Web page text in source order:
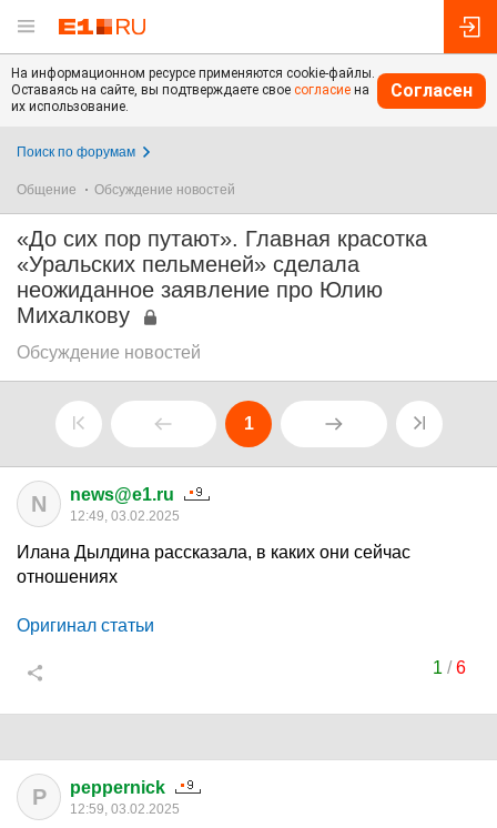
На информационном ресурсе применяются cookie-файлы.
Оставаясь на сайте, вы подтверждаете свое согласие на
их использование.
Согласен
Поиск по форумам
Общение Обсуждение новостей
«До сих пор путают». Главная красотка
«Уральских пельменей» сделала
неожиданное заявление про Юлию
Михалкову
Обсуждение новостей
1
N news@e1.ru
12:49, 03.02.2025
Илана Дылдина рассказала, в каких они сейчас
отношениях
Оригинал статьи
1 /6
P peppernick
12:59, 03.02.2025